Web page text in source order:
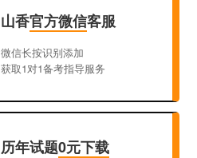
山香官方微信客服
微信长按识别添加
获取1对1备考指导服务
历年试题0元下载